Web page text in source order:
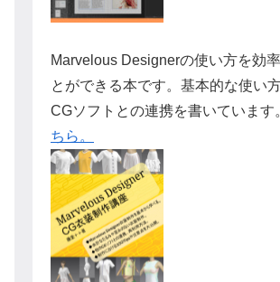
Marvelous Designerの使い方を効
とができる本です。基本的な使い
CGソフトとの連携を書いています
ちら。